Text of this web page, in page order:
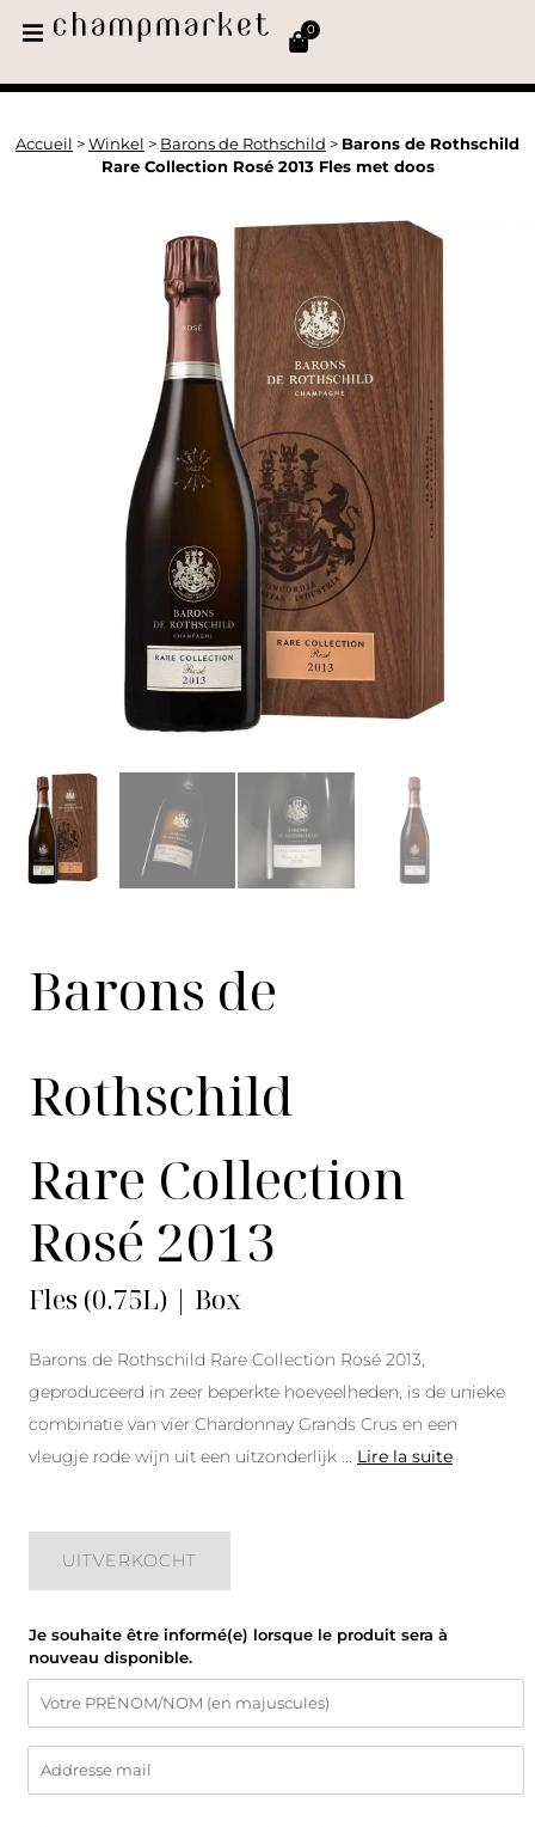
0
Accueil > Winkel > Barons de Rothschild > Barons de Rothschild
Rare Collection Rosé 2013 Fles met doos
Barons de
Rothschild
Rare Collection
Rosé 2013
Fles (0.75L) | Box
Barons de Rothschild Rare Collection Rosé 2013,
geproduceerd in zeer beperkte hoeveelheden, is de unieke
combinatie van vier Chardonnay Grands Crus en een
vleugje rode wijn uit een uitzonderlijk
Lire la suite
UITVERKOCHT
Je souhaite être informé(e) lorsque le produit sera à
nouveau disponible.